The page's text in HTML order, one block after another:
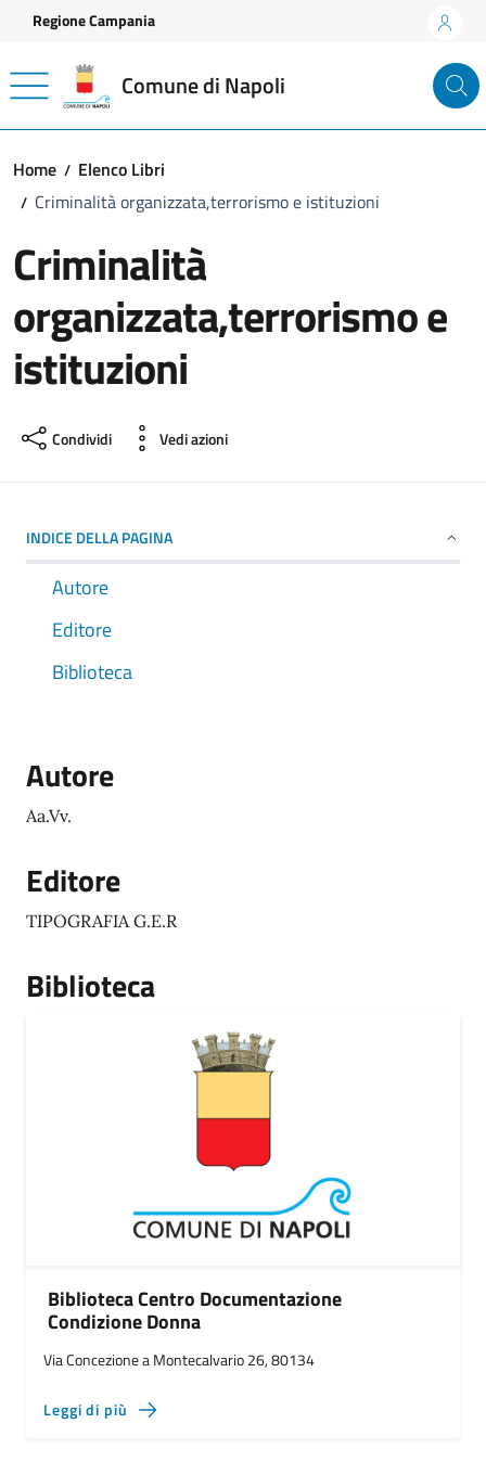
Vai ai contenuti
Vai al footer
Regione Campania
Comune di Napoli
Home
Elenco Libri
Criminalità organizzata,terrorismo e istituzioni
Criminalità
organizzata,terrorismo e
istituzioni
Condividi Vedi azioni
INDICE DELLA PAGINA
Autore
Editore
Biblioteca
Autore
Aa.Vv.
Editore
TIPOGRAFIA G.E.R
Biblioteca
Biblioteca Centro Documentazione
Condizione Donna
Via Concezione a Montecalvario 26, 80134
Leggi di più